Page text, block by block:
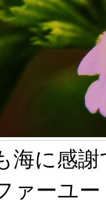
海に感謝
ァーユー